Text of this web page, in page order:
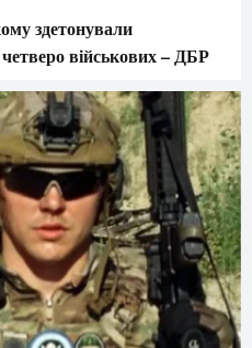
здетонували
військових – ДБР